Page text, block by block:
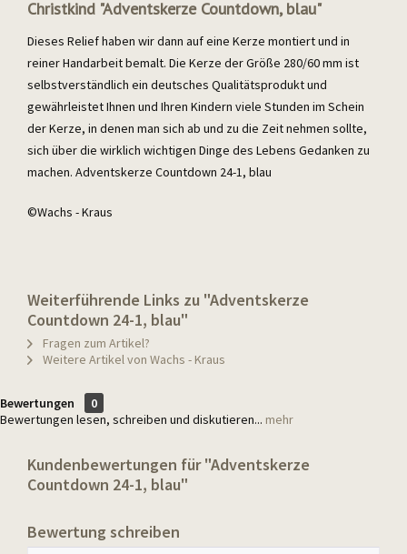
Christkind "Adventskerze Countdown, blau"
Dieses Relief haben wir dann auf eine Kerze montiert und in
reiner Handarbeit bemalt. Die Kerze der Größe 280/60 mm ist
selbstverständlich ein deutsches Qualitätsprodukt und
gewährleistet Ihnen und Ihren Kindern viele Stunden im Schein
der Kerze, in denen man sich ab und zu die Zeit nehmen sollte,
sich über die wirklich wichtigen Dinge des Lebens Gedanken zu
machen. Adventskerze Countdown 24-1, blau
©Wachs - Kraus
Weiterführende Links zu "Adventskerze
Countdown 24-1, blau"
Fragen zum Artikel?
Weitere Artikel von Wachs - Kraus
Bewertungen
0
Bewertungen lesen, schreiben und diskutieren... mehr
Kundenbewertungen für "Adventskerze
Countdown 24-1, blau"
Bewertung schreiben